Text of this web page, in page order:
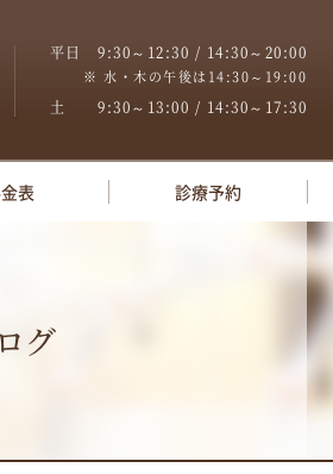
平日 9:30～12:30 / 14:30～20:00
※ 水・木の午後は14:30～19:00
土 9:30～13:00 / 14:30～17:30
表 診療予約
グ